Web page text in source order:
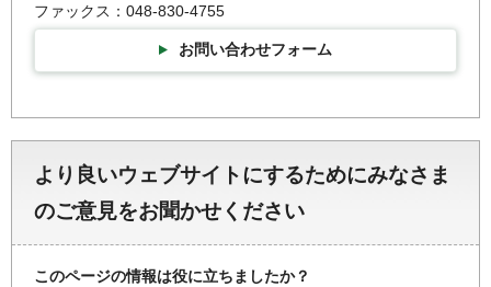
ファックス：048-830-4755
お問い合わせフォーム
より良いウェブサイトにするためにみなさま
のご意見をお聞かせください
このページの情報は役に立ちましたか？